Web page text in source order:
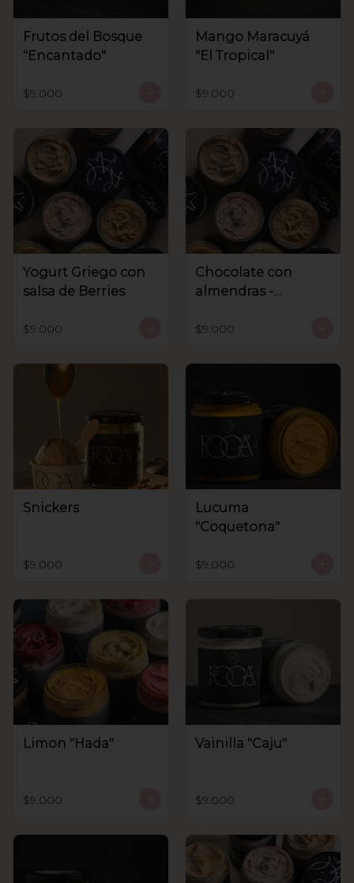
Frutos del Bosque
"Encantado"
$9.000
Mango Maracuyá
"El Tropical"
$9.000
Yogurt Griego con
salsa de Berries
$9.000
Chocolate con
almendras -
$9.000
Snickers
$9.000
Lucuma
"Coquetona"
$9.000
Limon "Hada"
$9.000
Vainilla "Caju"
$9.000